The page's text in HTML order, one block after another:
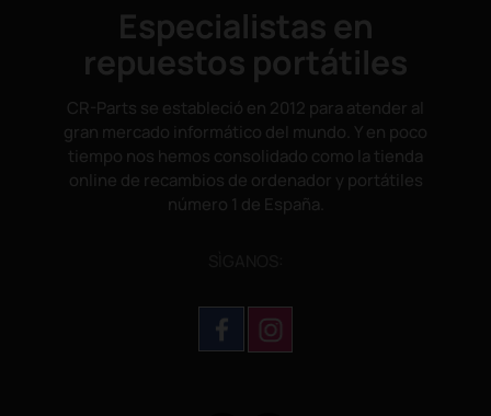
Especialistas en
repuestos portátiles
CR-Parts se estableció en 2012 para atender al
gran mercado informático del mundo. Y en poco
tiempo nos hemos consolidado como la tienda
online de recambios de ordenador y portátiles
número 1 de España.